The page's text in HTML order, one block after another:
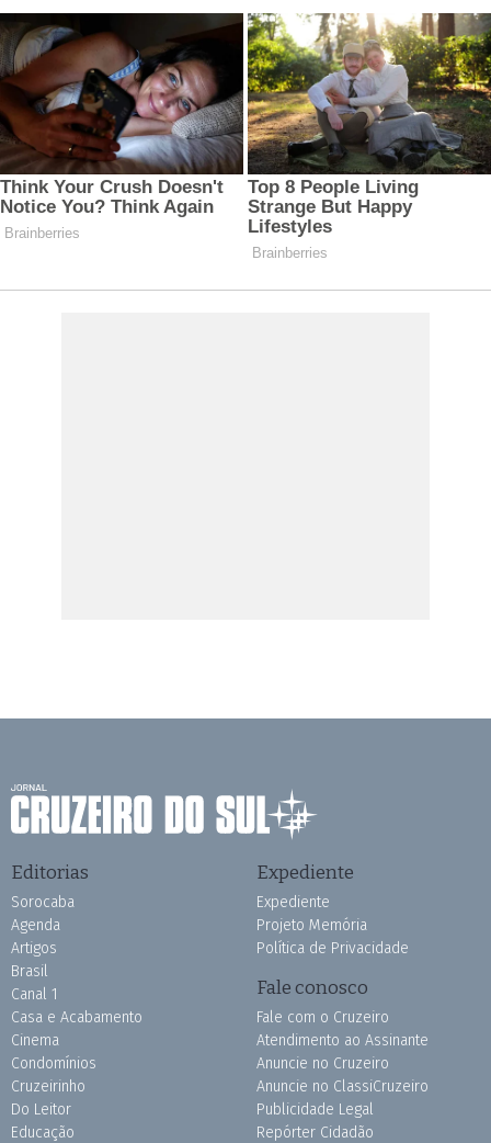
Editorias
Sorocaba
Agenda
Artigos
Brasil
Canal 1
Casa e Acabamento
Cinema
Condomínios
Cruzeirinho
Do Leitor
Educação
Expediente
Expediente
Projeto Memória
Política de Privacidade
Fale conosco
Fale com o Cruzeiro
Atendimento ao Assinante
Anuncie no Cruzeiro
Anuncie no ClassiCruzeiro
Publicidade Legal
Repórter Cidadão